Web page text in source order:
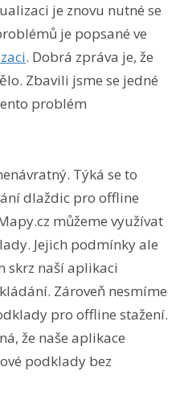
je znovu nutné se
je popsané ve
. Dobrá zpráva je, že
Zbavili jsme se jedné
problém
Týká se to
dlaždic pro offline
můžeme využívat
Jejich podmínky ale
skrz naší aplikaci
Zároveň nesmíme
pro offline stažení.
že naše aplikace
podklady bez